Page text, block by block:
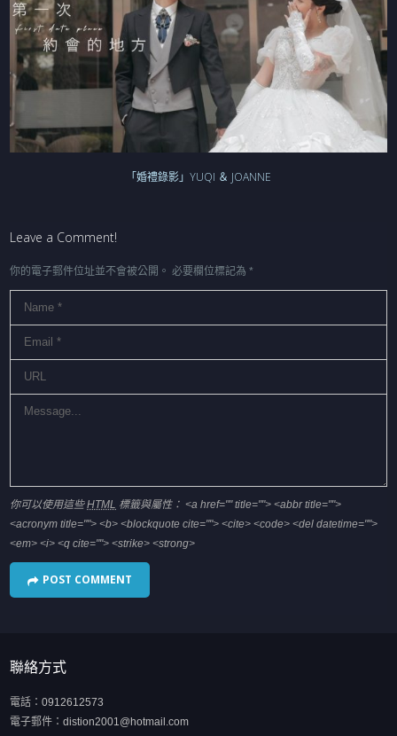
「婚禮錄影」YUQI ＆ JOANNE
Leave a Comment!
你的電子郵件位址並不會被公開。 必要欄位標記為*
你可以使用這些HTML 標籤與屬性：<a href="" title=""> <abbr title="">
<acronym title=""> <b> <blockquote cite=""> <cite> <code> <del datetime="">
<em> <i> <q cite=""> <strike> <strong>
聯絡方式
電話：0912612573
電子郵件：distion2001@hotmail.com